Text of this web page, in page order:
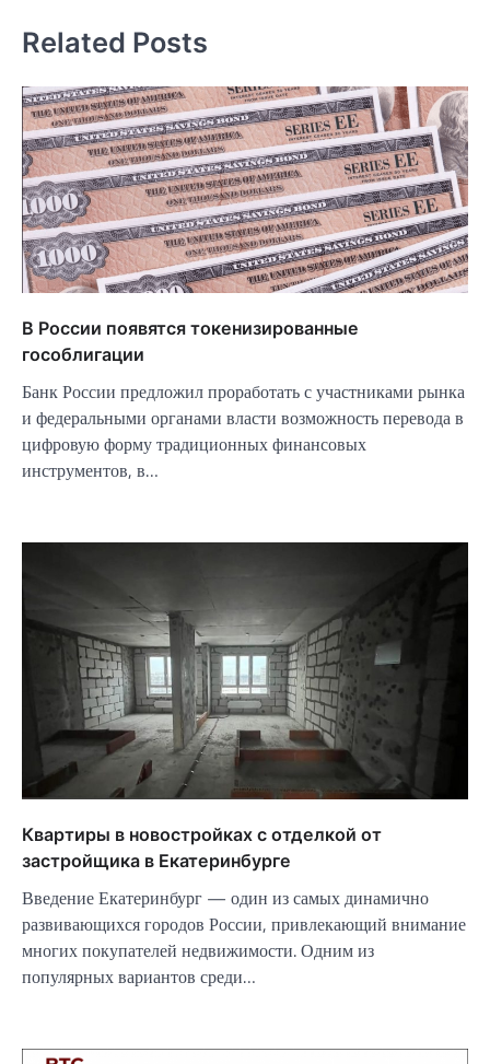
Related Posts
В России появятся токенизированные
гособлигации
Банк России предложил проработать с участниками рынка
и федеральными органами власти возможность перевода в
цифровую форму традиционных финансовых
инструментов, в…
Квартиры в новостройках с отделкой от
застройщика в Екатеринбурге
Введение Екатеринбург — один из самых динамично
развивающихся городов России, привлекающий внимание
многих покупателей недвижимости. Одним из
популярных вариантов среди…